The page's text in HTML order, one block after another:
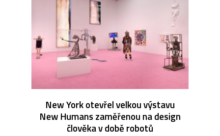
New York otevřel velkou výstavu
New Humans zaměřenou na design
člověka v době robotů